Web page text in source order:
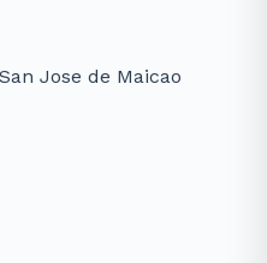
Jose de Maicao